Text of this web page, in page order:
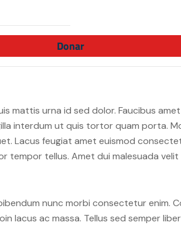
Donar
mattis urna id sed dolor. Faucibus
interdum ut quis tortor quam porta.
Lacus feugiat amet euismod
tellus. Amet dui malesuada
nunc morbi consectetur enim.
lacus ac massa. Tellus sed semper